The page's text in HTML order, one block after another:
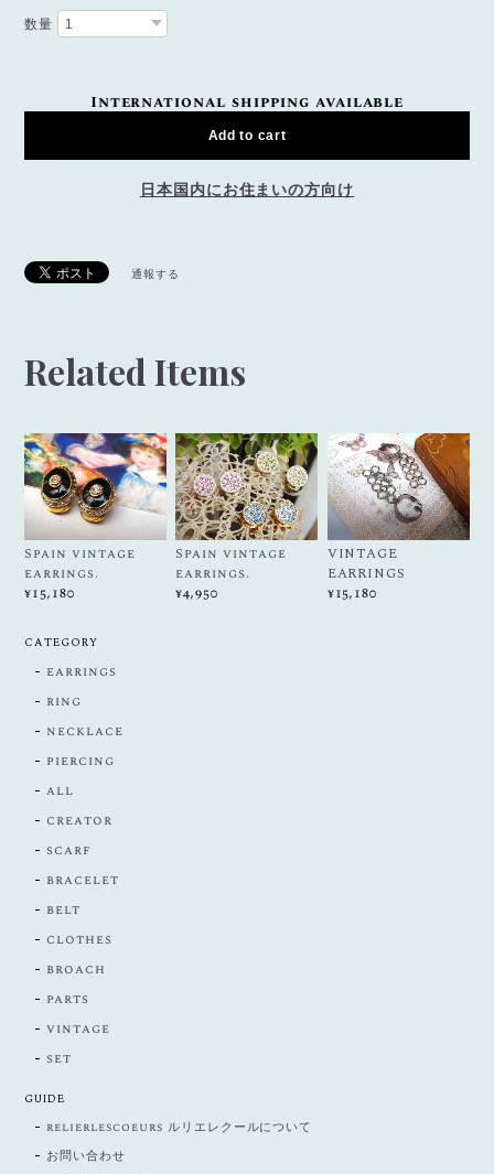
数量
International shipping available
Add to cart
日本国内にお住まいの方向け
通報する
Related Items
Spain vintage
earrings.
¥15,180
Spain vintage
earrings.
¥4,950
VINTAGE
EARRINGS
¥15,180
CATEGORY
earrings
ring
necklace
piercing
all
creator
scarf
bracelet
belt
clothes
broach
parts
vintage
set
GUIDE
relierlescoeurs ルリエレクールについて
お問い合わせ